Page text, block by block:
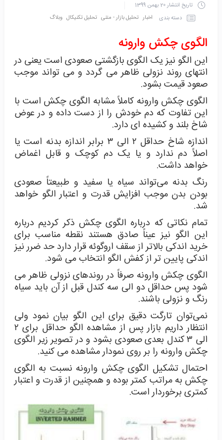
تاریخ انتشار20 بهمن 1399
دسته بندی
اخبار تحلیل بازار - متنی تحلیل تکنیکال وبلاگ
الگوی چکش وارونه
این الگو نیز یک الگوی بازگشتی صعودی است یعنی در
انتهای روند نزولی ظاهر می گردد و می تواند موجب
صعود قیمت بشود.
الگوی چکش وارونه کاملاً مشابه الگوی چکش است با
این تفاوت که دم خودش را از دست داده و در عوض
شاخ بلند و کشیده ای دارد.
اندازه شاخ حداقل ۲ الی ۳ برابر اندازه بدنه است یا
اصلاً دم ندارد و یا یک دم کوچک و قابل اغماض
خواهد داشت.
رنگ بدنه می‌تواند سیاه یا سفید و طبیعتاً صعودی
بودن بدن موجب افزایش قدرت و اعتبار الگو خواهد
شد.
تمام نکاتی که درباره الگوی چکش ذکر کردیم درباره
این الگو نیز عیناً صادق هستند نقطه مناسب برای
خرید اندکی بالاتر از سقف اروگوئه قرار دارد حد ضرر نیز
اندکی پایین تر از کفش الگو انتخاب می شود.
الگوی چکش وارونه صرفاً در روندهای نزولی ظاهر می
شود پس حداقل دو الی سه کندل قبل از آن باید سیاه
رنگ و نزولی باشند.
نمی‌توان تارگت دقیق برای این الگو بیان نمود ولی
انتظار داریم بازار پس از مشاهده الگو حداقل برای ۲
الی ۳ کندل بعدی صعودی بشود و در تصویر زیر الگوی
چکش وارونه را بر روی نمودار مشاهده می کنید.
احتمال تشکیل الگوی چکش وارونه نسبت به الگوی
چکش به مراتب کمتر بوده و همچنین از قدرت و اعتبار
کمتری برخوردار است.